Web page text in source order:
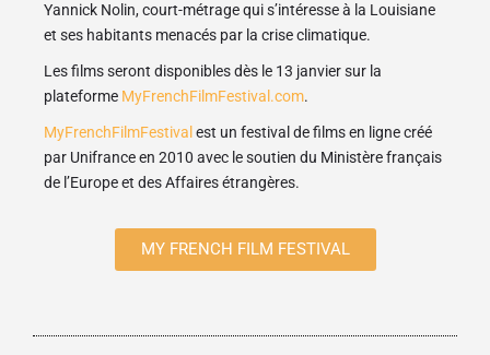
Yannick Nolin, court-métrage qui s’intéresse à la Louisiane
et ses habitants menacés par la crise climatique.
Les films seront disponibles dès le 13 janvier sur la
plateforme MyFrenchFilmFestival.com.
MyFrenchFilmFestival est un festival de films en ligne créé
par Unifrance en 2010 avec le soutien du Ministère français
de l’Europe et des Affaires étrangères.
MY FRENCH FILM FESTIVAL